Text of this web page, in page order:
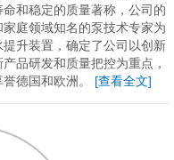
和稳定的质量著称，公司的
庭领域知名的泵技术专家为
升装置，确定了公司以创新
品研发和质量把控为重点，
德国和欧洲。 [查看全文]